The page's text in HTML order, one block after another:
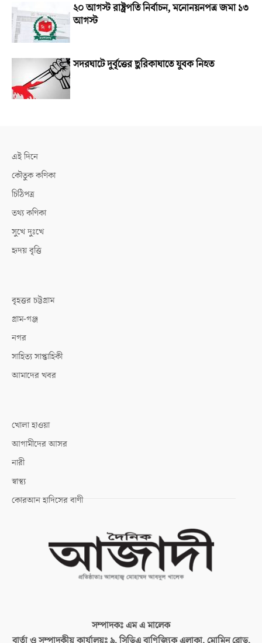
২০ আগস্ট রাষ্ট্রপতি নির্বাচন, মনোনয়নপত্র জমা ১৩
আগস্ট
সদরঘাটে দুর্বৃত্তের ছুরিকাঘাতে যুবক নিহত
এই দিনে
কৌতুক কণিকা
চিঠিপত্র
তথ্য কণিকা
সুখে দুঃখে
হৃদয় বৃত্তি
বৃহত্তর চট্টগ্রাম
গ্রাম-গঞ্জ
নগর
সাহিত্য সাপ্তাহিকী
আমাদের খবর
খোলা হাওয়া
আগামীদের আসর
নারী
স্বাস্থ্য
কোরআন হাদিসের বাণী
সম্পাদকঃএম এ মালেক